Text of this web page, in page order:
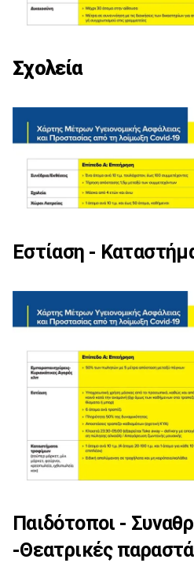
Σχολεία
Εστίαση -
Παιδότοποι -
-Θεατρικές